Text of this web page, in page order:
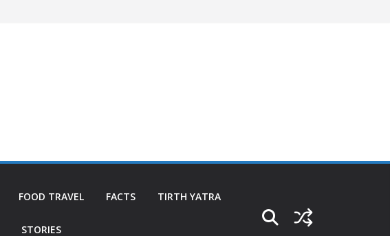
FOOD TRAVEL FACTS TIRTH YATRA
STORIES